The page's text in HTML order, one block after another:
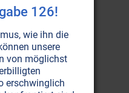
allein
das
wenig zu
126!
wie ihn die
unsere
von möglichst
erschwinglich